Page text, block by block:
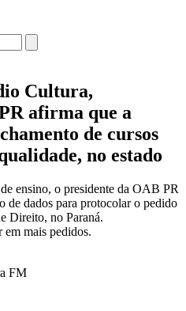
Cultura,
afirma que a
de cursos
no estado
ensino, o presidente da OAB PR
de dados para protocolar o pedido
Direito, no Paraná.
em mais pedidos.
FM